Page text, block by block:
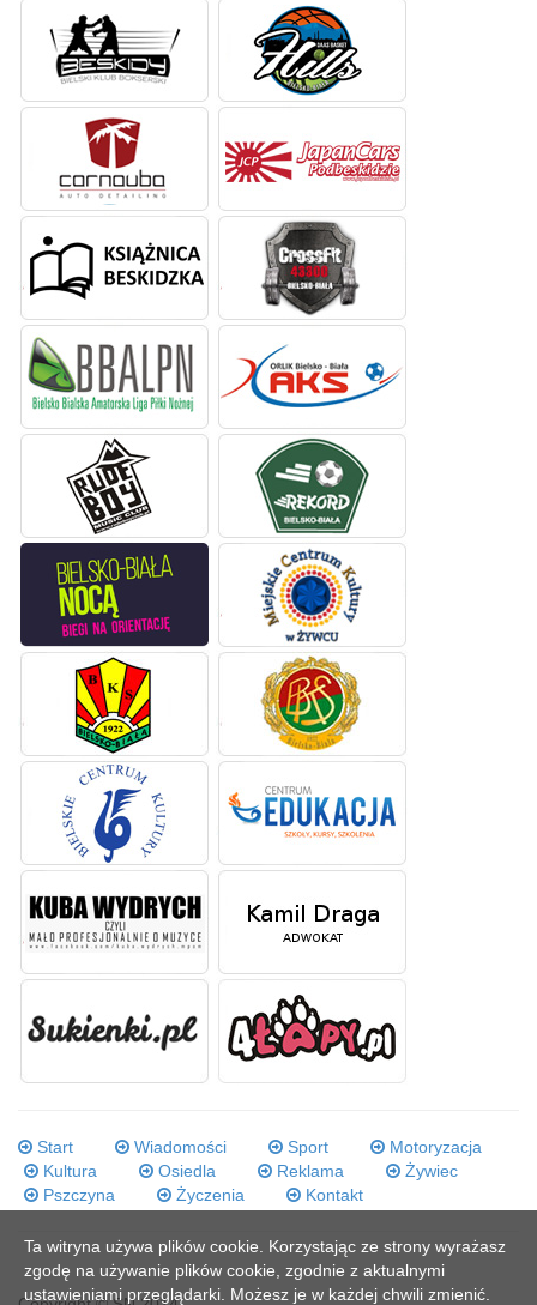
Start Wiadomości Sport
Motoryzacja
Kultura
Osiedla Reklama
Żywiec
Pszczyna
Życzenia Kontakt
Ta witryna używa plików cookie. Korzystając ze strony wyrażasz
zgodę na używanie plików cookie, zgodnie z aktualnymi
ustawieniami przeglądarki. Możesz je w każdej chwili zmienić.